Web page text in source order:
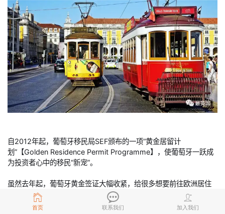
首页 联系我们 加入我们
自2012年起，葡萄牙移民局SEF颁布的一项“黄金居留计
划”【Golden Residence Permit Programme】，使葡萄牙一跃成
为投资者心中的移民“新宠”。
虽然去年起，葡萄牙黄金签证大幅收紧，给很多想要前往欧洲居住
的朋友带来不小的打击，但是你知道吗：
其实除了黄金签证，葡萄牙还有“工作签证”移民永居途径！